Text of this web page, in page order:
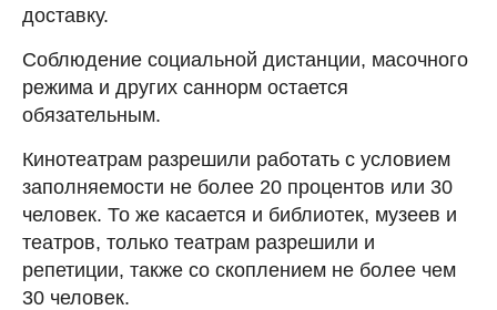
доставку.
Соблюдение социальной дистанции, масочного
режима и других саннорм остается
обязательным.
Кинотеатрам разрешили работать с условием
заполняемости не более 20 процентов или 30
человек. То же касается и библиотек, музеев и
театров, только театрам разрешили и
репетиции, также со скоплением не более чем
30 человек.